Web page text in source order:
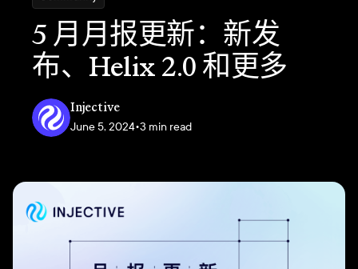
5 月月报更新：新发
布、Helix 2.0 和更多
Injective
June 5, 2024•3 min read